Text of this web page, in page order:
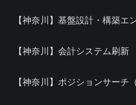
【神奈川】基盤設計・構築
【神奈川】会計システム刷新
【神奈川】ポジションサーチ